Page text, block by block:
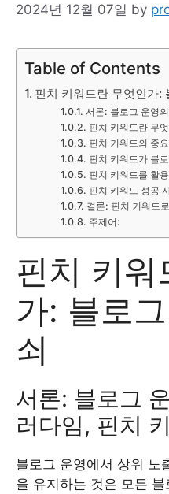
2024년 12월 07일 by
Table of Contents
핀치 키워드란 무엇인가:
서론: 블로그 운영
핀치 키워드란 무
핀치 키워드의 중
핀치 키워드가 블
핀치 키워드를 활
핀치 키워드 성공
결론: 핀치 키워드
주제어:
핀치 키워
가: 블로
쇠
서론: 블로그
러다임, 핀치
블로그 운영에서 상위 노
을 유지하는 것은 모든